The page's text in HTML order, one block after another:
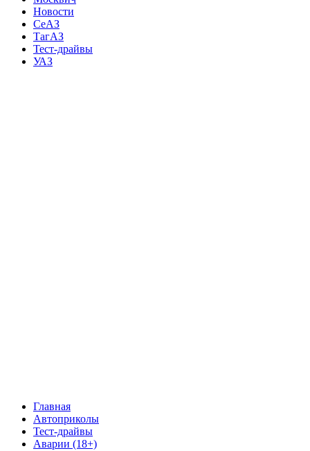
Новости
СеАЗ
ТагАЗ
Тест-драйвы
УАЗ
Главная
Автоприколы
Тест-драйвы
Аварии (18+)